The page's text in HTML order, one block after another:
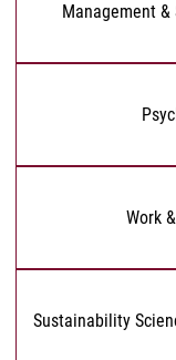
Management
Work
Sustainability